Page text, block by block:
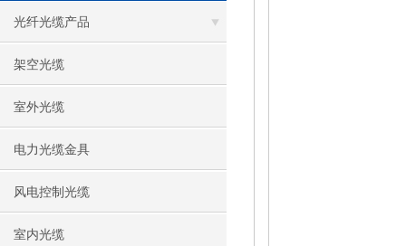
光纤光缆产品
架空光缆
室外光缆
电力光缆金具
风电控制光缆
室内光缆